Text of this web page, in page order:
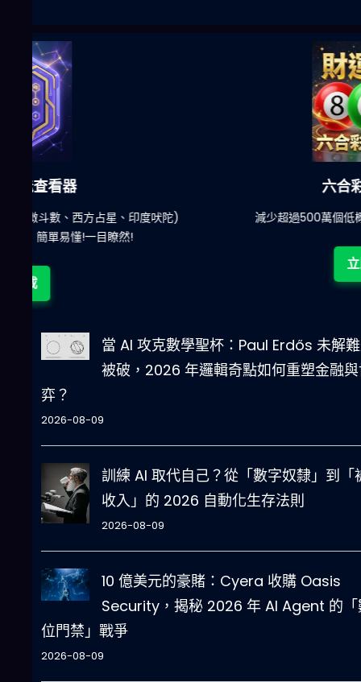
減少超過500萬個低概率中獎組合，提高中獎率
當 AI 攻克數學聖杯：Paul Erdős 未解
被破，2026 年邏輯奇點如何重塑金融
弈？
2026-08-09
訓練 AI 取代自己？從「數字奴隸」到「
收入」的 2026 自動化生存法則
2026-08-09
10 億美元的豪賭：Cyera 收購 Oasis
Security，揭秘 2026 年 AI Agent 的「
位門禁」戰爭
2026-08-09